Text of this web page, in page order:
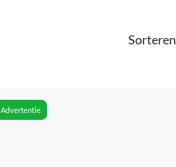
Advertentie